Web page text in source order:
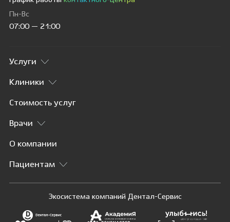
Пн-Вс
07:00 — 21:00
Услуги
Клиники
Стоимость услуг
Врачи
О компании
Пациентам
Экосистема компаний Дентал-Сервис